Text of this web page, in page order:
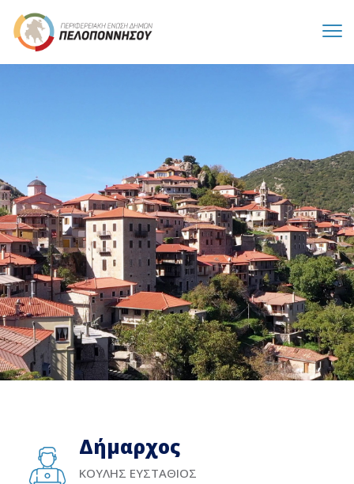
Δήμαρχος
ΚΟΥΛΗΣ ΕΥΣΤΑΘΙΟΣ